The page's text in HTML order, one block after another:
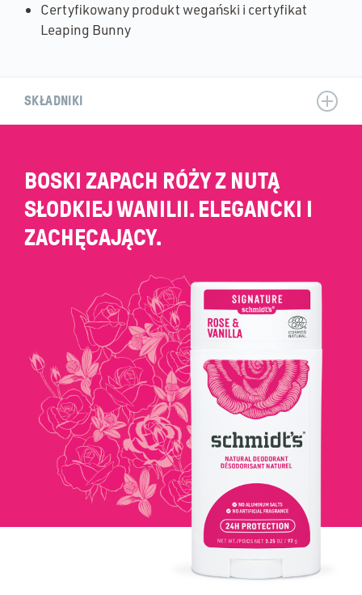
Certyfikowany produkt wegański i certyfikat
Leaping Bunny
SKŁADNIKI
BOSKI ZAPACH RÓŻY Z NUTĄ
SŁODKIEJ WANILII. ELEGANCKI I
ZACHĘCAJĄCY.